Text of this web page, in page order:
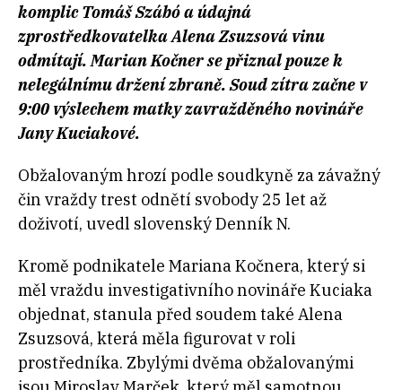
komplic Tomáš Szábó a údajná
zprostředkovatelka Alena Zsuzsová vinu
odmítají. Marian Kočner se přiznal pouze k
nelegálnímu držení zbraně. Soud zítra začne v
9:00 výslechem matky zavražděného novináře
Jany Kuciakové.
Obžalovaným hrozí podle soudkyně za závažný
čin vraždy trest odnětí svobody 25 let až
doživotí, uvedl slovenský Denník N.
Kromě podnikatele Mariana Kočnera, který si
měl vraždu investigativního novináře Kuciaka
objednat, stanula před soudem také Alena
Zsuzsová, která měla figurovat v roli
prostředníka. Zbylými dvěma obžalovanými